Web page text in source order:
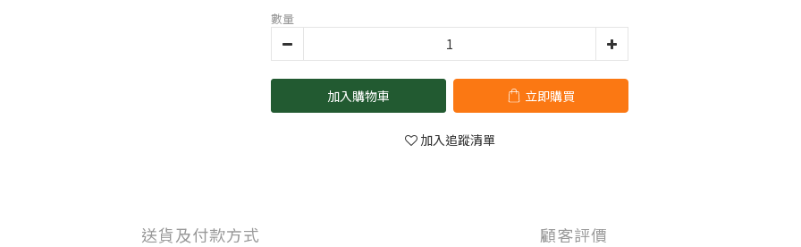
數量
加入購物車 立即購買
加入追蹤清單
送貨及付款方式 顧客評價